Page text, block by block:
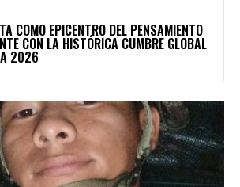
COMO EPICENTRO DEL PENSAMIENTO
CON LA HISTÓRICA CUMBRE GLOBAL
2026